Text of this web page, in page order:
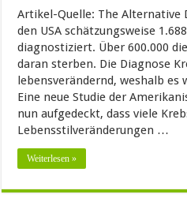
Artikel-Quelle: The Alternative
den USA schätzungsweise
diagnostiziert. Über 600.000
daran sterben. Die Diagnose
lebensverändernd, weshalb es
Eine neue Studie der
nun aufgedeckt, dass viele
Lebensstilveränderungen …
Weiterlesen »